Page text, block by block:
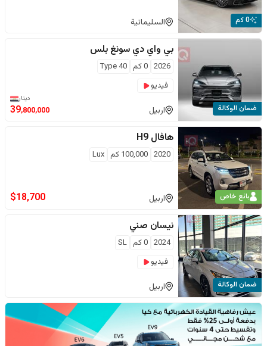
0 كم السليمانية
ضمان الوكالة
بي واي دي سونغ بلس
2026
0كم Type 40
فيديو
اربيل
دينار
39,800,000
بائع خاص
هافال H9
2020
100,000 كم Lux
اربيل $18,700
ضمان الوكالة
نيسان صني
2024
0كم SL
فيديو
اربيل